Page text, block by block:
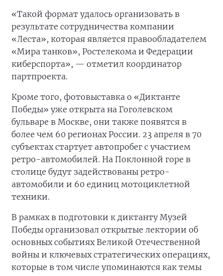
«Такой формат удалось организовать в
результате сотрудничества компании
«Леста», которая является правообладателем
«Мира танков», Ростелекома и Федерации
киберспорта», — отметил координатор
партпроекта.
Кроме того, фотовыставка о «Диктанте
Победы» уже открыта на Гоголевском
бульваре в Москве, они также появятся в
более чем 60 регионах России. 23 апреля в 70
субъектах стартует автопробег с участием
ретро-автомобилей. На Поклонной горе в
столице будут задействованы ретро-
автомобили и 60 единиц мотоциклетной
техники.
В рамках в подготовки к диктанту Музей
Победы организовал открытые лектории об
основных событиях Великой Отечественной
войны и ключевых стратегических операциях,
которые в том числе упоминаются как темы